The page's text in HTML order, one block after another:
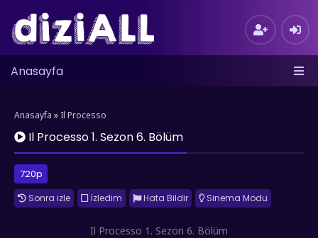
Anasayfa
Anasayfa » Il Processo
Il Processo 1. Sezon 6. Bölüm
720p
Sonra izle İzledim Hata Bildir Sinema Modu
Il Processo 1. Sezon 6. Bölüm